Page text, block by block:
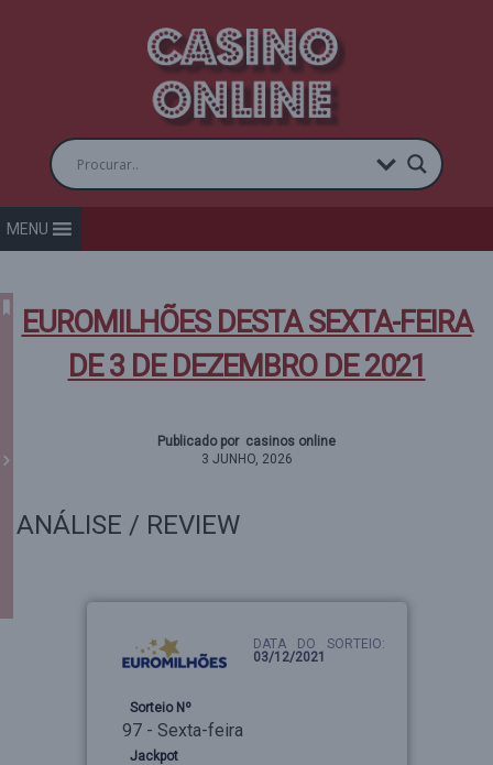
MENU
EUROMILHÕES DESTA SEXTA-FEIRA
DE 3 DE DEZEMBRO DE 2021
Publicado por casinos online
3 JUNHO, 2026
ANÁLISE / REVIEW
DATA DO SORTEIO:
03/12/2021
Sorteio Nº
97 - Sexta-feira
Jackpot